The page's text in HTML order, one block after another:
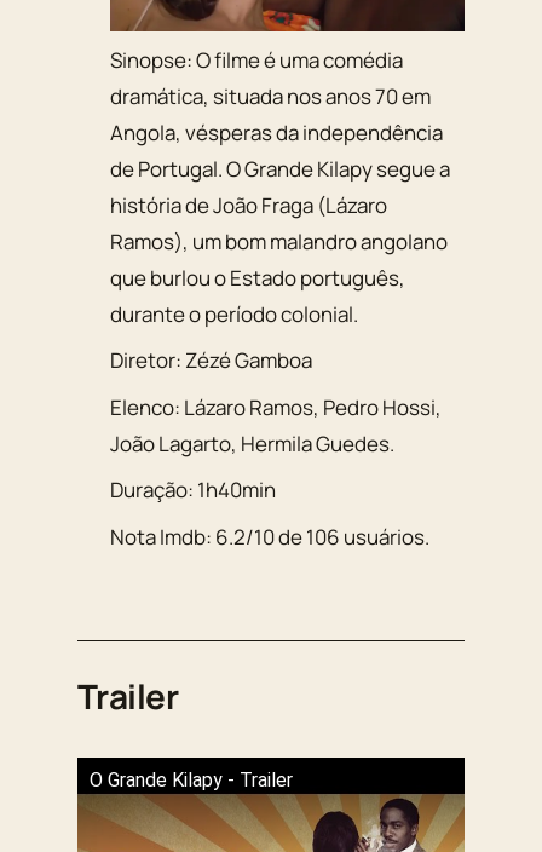
Sinopse:O filme é uma comédia
dramática, situada nos anos 70 em
Angola, vésperas da independência
de Portugal. O Grande Kilapy segue a
história de João Fraga (Lázaro
Ramos), um bom malandro angolano
que burlou o Estado português,
durante o período colonial.
Diretor: Zézé Gamboa
Elenco: Lázaro Ramos, Pedro Hossi,
João Lagarto, Hermila Guedes.
Duração: 1h40min
Nota Imdb: 6.2/10de106 usuários.
Trailer
O Grande Kilapy - Trailer